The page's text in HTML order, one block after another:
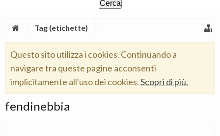
Tag (etichette)
Questo sito utilizza i cookies. Continuando a
navigare tra queste pagine acconsenti
implicitamente all'uso dei cookies.Scopri di più.
fendinebbia